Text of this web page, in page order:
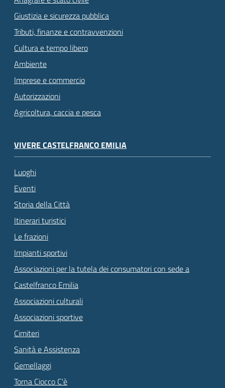
Giustizia e sicurezza pubblica
Tributi, finanze e contravvenzioni
Cultura e tempo libero
Ambiente
Imprese e commercio
Autorizzazioni
Agricoltura, caccia e pesca
VIVERE CASTELFRANCO EMILIA
Luoghi
Eventi
Storia della Città
Itinerari turistici
Le frazioni
Impianti sportivi
Associazioni per la tutela dei consumatori con sede a
Castelfranco Emilia
Associazioni culturali
Associazioni sportive
Cimiteri
Sanità e Assistenza
Gemellaggi
Torna Ciocco C'è